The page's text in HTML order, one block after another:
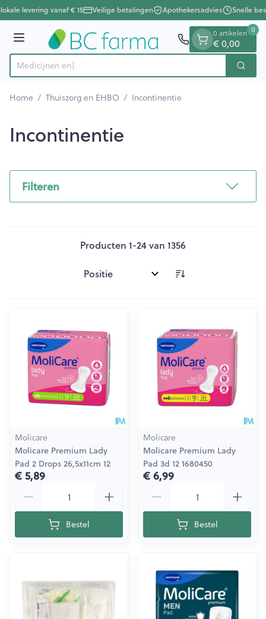
Ga naar de inhoud
1 van 1
levering vanaf € 15 Veilige betalingen Apothekersadvies Snelle
Menu
Product, merk, categorie...
Zoek
0 artikelen
€ 0,00
0
Home / Thuiszorg en EHBO / Incontinentie
Incontinentie
Filteren
Producten 1-24van 1356
Sorteer op:
Molicare
Molicare Premium Lady
Pad 2 Drops 26,5x11cm 12
€ 5,89
Bestel
Molicare
Molicare Premium Lady
Pad 3d 12 1680450
€ 6,99
Bestel